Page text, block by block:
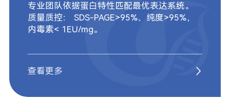
专业团队依据蛋白特性匹配最优表达系统。
质量质控： SDS-PAGE>95%、纯度>95%，
内毒素< 1EU/mg。
查看更多